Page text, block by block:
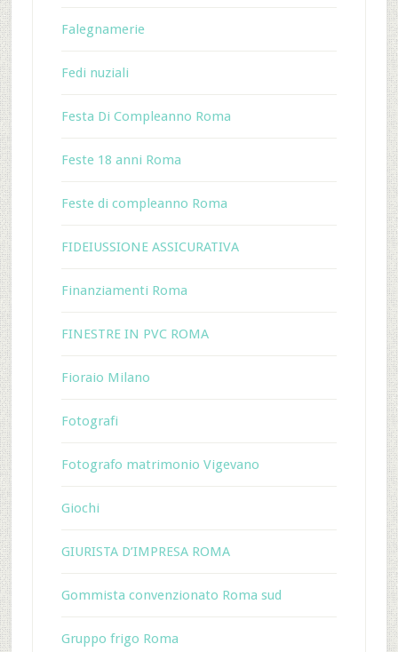
Falegnamerie
Fedi nuziali
Festa Di Compleanno Roma
Feste 18 anni Roma
Feste di compleanno Roma
FIDEIUSSIONE ASSICURATIVA
Finanziamenti Roma
FINESTRE IN PVC ROMA
Fioraio Milano
Fotografi
Fotografo matrimonio Vigevano
Giochi
GIURISTA D’IMPRESA ROMA
Gommista convenzionato Roma sud
Gruppo frigo Roma